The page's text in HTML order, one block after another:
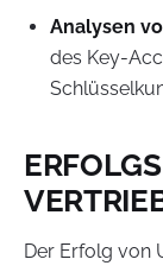
Analysen
des Key-
Der Erfolg von